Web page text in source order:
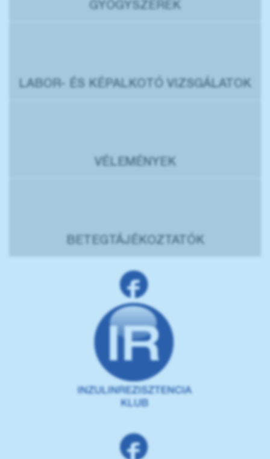
GYÓGYSZEREK
LABOR- ÉS KÉPALKOTÓ VIZSGÁLATOK
VÉLEMÉNYEK
BETEGTÁJÉKOZTATÓK